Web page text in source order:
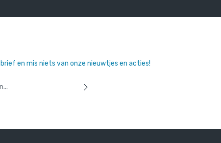
en mis niets van onze nieuwtjes en acties!